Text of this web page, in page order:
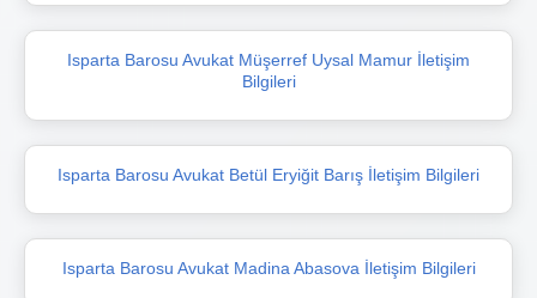
Isparta Barosu Avukat Müşerref Uysal Mamur İletişim
Bilgileri
Isparta Barosu Avukat Betül Eryiğit Barış İletişim Bilgileri
Isparta Barosu Avukat Madina Abasova İletişim Bilgileri